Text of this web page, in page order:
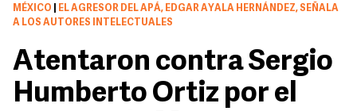
MÉXICO
EL AGRESOR DEL APÁ, EDGAR AYALA HERNÁNDEZ, SEÑALA
A LOS AUTORES INTELECTUALES
Atentaron contra Sergio
Humberto Ortiz por el